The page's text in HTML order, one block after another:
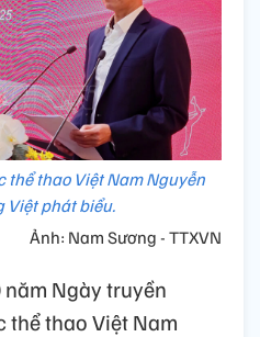
thể thao Việt Nam Nguyễn
Việt phát biểu.
Ảnh: Nam Sương - TTXVN
Ngày truyền
thể thao Việt Nam